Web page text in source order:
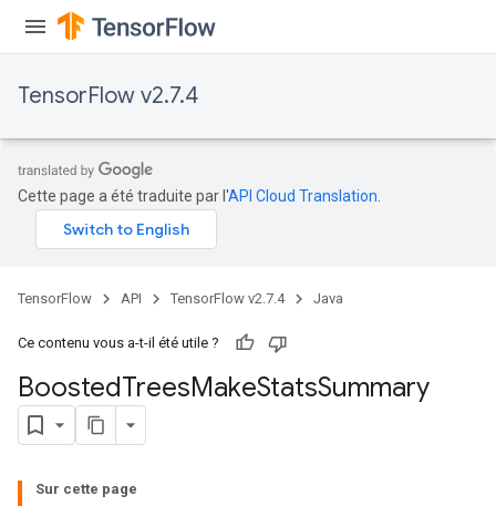
TensorFlow v2.7.4
Cette page a été traduite par l'API Cloud Translation
TensorFlow API TensorFlow v2.7.4 Java
Ce contenu vous a-t-il été utile ?
BoostedTreesMakeStatsSummary
Sur cette page